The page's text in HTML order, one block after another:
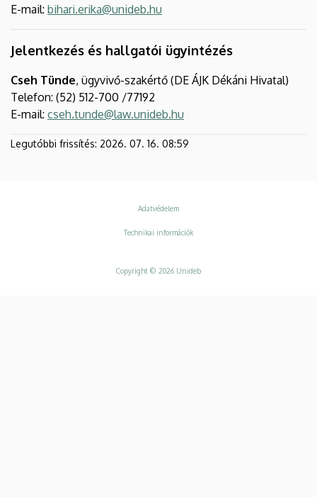
E-mail: bihari.erika@unideb.hu
Jelentkezés és hallgatói ügyintézés
Cseh Tünde, ügyvivő-szakértő (DE ÁJK Dékáni Hivatal)
Telefon: (52) 512-700 /77192
E-mail: cseh.tunde@law.unideb.hu
Legutóbbi frissítés: 2026. 07. 16. 08:59
Adatvédelem
Technikai információk
Copyright © 2026 Unideb